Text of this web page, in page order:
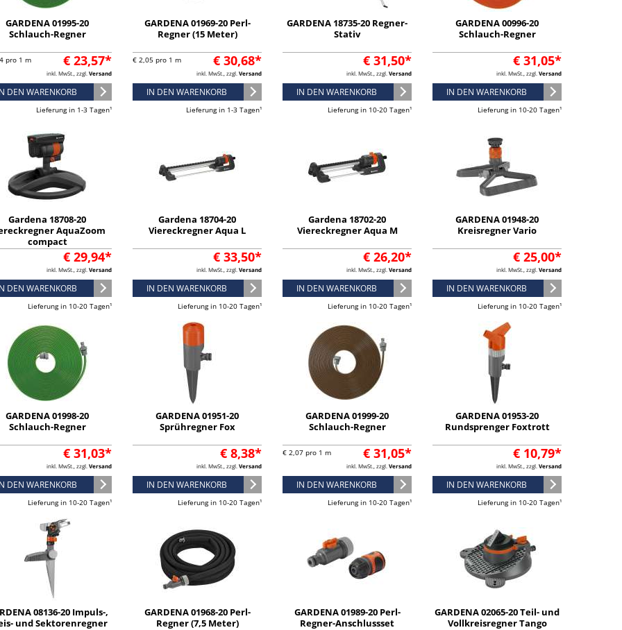
GARDENA 01995-20
Schlauch-Regner
€ 23,57*
pro 1 m
inkl. MwSt., zzgl. Versand
DEN WARENKORB
Lieferung in 1-3 Tagen¹
GARDENA 01969-20 Perl-
Regner (15 Meter)
€ 30,68*
€ 2,05 pro 1 m
inkl. MwSt., zzgl. Versand
IN DEN WARENKORB
Lieferung in 1-3 Tagen¹
GARDENA 18735-20 Regner-
Stativ
€ 31,50*
inkl. MwSt., zzgl. Versand
IN DEN WARENKORB
Lieferung in 10-20 Tagen¹
GARDENA 00996-20
Schlauch-Regner
€ 31,05*
inkl. MwSt., zzgl. Versand
IN DEN WARENKORB
Lieferung in 10-20 Tagen¹
Gardena 18708-20
AquaZoom
compact
€ 29,94*
inkl. MwSt., zzgl. Versand
DEN WARENKORB
Lieferung in 10-20 Tagen¹
Gardena 18704-20
Viereckregner Aqua L
€ 33,50*
inkl. MwSt., zzgl. Versand
IN DEN WARENKORB
Lieferung in 10-20 Tagen¹
Gardena 18702-20
Viereckregner Aqua M
€ 26,20*
inkl. MwSt., zzgl. Versand
IN DEN WARENKORB
Lieferung in 10-20 Tagen¹
GARDENA 01948-20
Kreisregner Vario
€ 25,00*
inkl. MwSt., zzgl. Versand
IN DEN WARENKORB
Lieferung in 10-20 Tagen¹
GARDENA 01998-20
Schlauch-Regner
€ 31,03*
inkl. MwSt., zzgl. Versand
DEN WARENKORB
Lieferung in 10-20 Tagen¹
GARDENA 01951-20
Sprühregner Fox
€ 8,38*
inkl. MwSt., zzgl. Versand
IN DEN WARENKORB
Lieferung in 10-20 Tagen¹
GARDENA 01999-20
Schlauch-Regner
€ 31,05*
€ 2,07 pro 1 m
inkl. MwSt., zzgl. Versand
IN DEN WARENKORB
Lieferung in 10-20 Tagen¹
GARDENA 01953-20
Rundsprenger Foxtrott
€ 10,79*
inkl. MwSt., zzgl. Versand
IN DEN WARENKORB
Lieferung in 10-20 Tagen¹
08136-20 Impuls-,
und Sektorenregner
GARDENA 01968-20 Perl-
Regner (7,5 Meter)
GARDENA 01989-20 Perl-
Regner-Anschlussset
GARDENA 02065-20 Teil- und
Vollkreisregner Tango